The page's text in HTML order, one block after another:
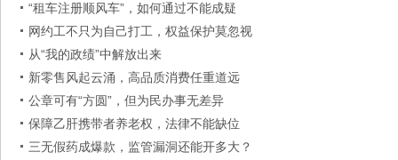
“租车注册顺风车”，如何通过不能成疑
网约工不只为自己打工，权益保护莫忽视
从“我的政绩”中解放出来
新零售风起云涌，高品质消费任重道远
公章可有“方圆”，但为民办事无差异
保障乙肝携带者养老权，法律不能缺位
三无假药成爆款，监管漏洞还能开多大？